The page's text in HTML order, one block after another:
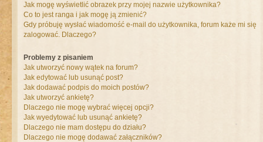
Jak mogę wyświetlić obrazek przy mojej nazwie użytkownika?
Co to jest ranga i jak mogę ją zmienić?
Gdy próbuję wysłać wiadomość e-mail do użytkownika, forum każe mi się
zalogować. Dlaczego?
Problemy z pisaniem
Jak utworzyć nowy wątek na forum?
Jak edytować lub usunąć post?
Jak dodawać podpis do moich postów?
Jak utworzyć ankietę?
Dlaczego nie mogę wybrać więcej opcji?
Jak wyedytować lub usunąć ankietę?
Dlaczego nie mam dostępu do działu?
Dlaczego nie mogę dodawać załączników?